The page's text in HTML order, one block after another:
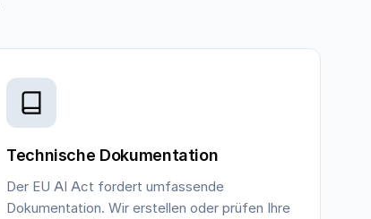
Technische Dokumentation
Der EU AI Act fordert umfassende
Dokumentation. Wir erstellen oder prüfen Ihre